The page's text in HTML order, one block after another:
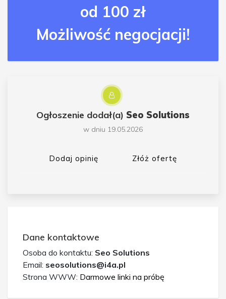
od 100 zł
Możliwość negocjacji!
Ogłoszenie dodał(a) Seo Solutions
w dniu 19.05.2026
Dodaj opinię Złóż ofertę
Dane kontaktowe
Osoba do kontaktu: Seo Solutions
Email: seosolutions@i4a.pl
Strona WWW: Darmowe linki na próbę